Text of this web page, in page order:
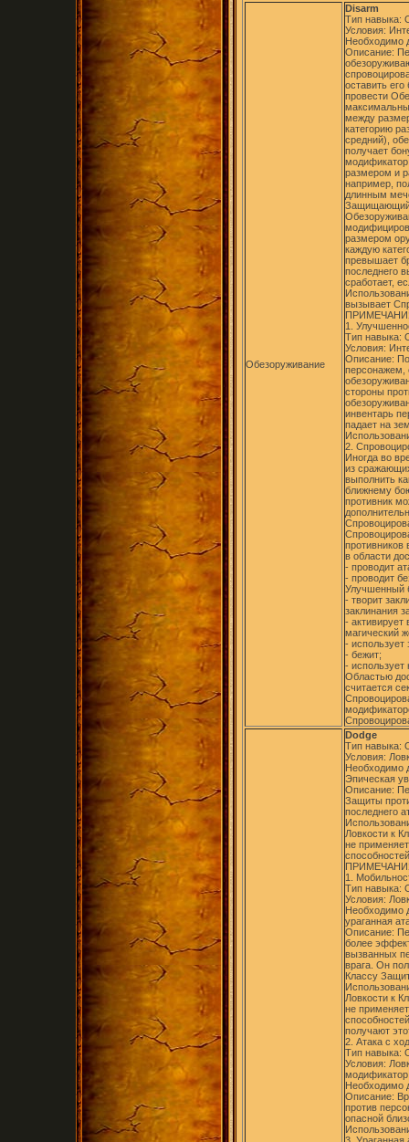
Обезоруживание
Disarm
Тип навыка:
Условия:
Необходимо
Описание:
оставить
провести
между
категорию
средний),
получает
размером и
например,
длинным
размером
каждую
превышает
последнего
сработает,
вызывает
1.
Тип навыка:
Условия:
Описание:
стороны
инвентарь
падает на
2.
Иногда во
из
выполнить
ближнему
противник
противников
в области
- проводит
- проводит
Улучшенный
- творит
заклинания
-
магический
- использует
- бежит;
-
Областью
считается
Dodge
Тип навыка:
Условия:
Необходимо
Эпическая
Описание:
Защиты
последнего
Ловкости к
не
1.
Тип навыка:
Условия:
Необходимо
ураганная
Описание:
более
вызванных
врага. Он
Классу
Ловкости к
не
получают
2. Атака с
Тип навыка:
Условия:
Необходимо
Описание:
против
опасной